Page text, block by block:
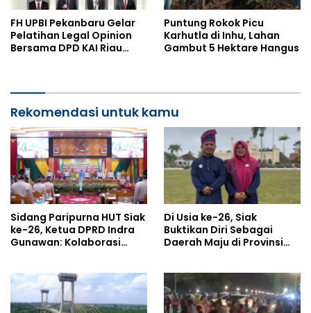
FH UPBI Pekanbaru Gelar
Pelatihan Legal Opinion
Bersama DPD KAI Riau
Puntung Rokok Picu
Karhutla di Inhu, Lahan
Gambut 5 Hektare Hangus
Rekomendasi untuk kamu
Sidang Paripurna HUT Siak
ke-26, Ketua DPRD Indra
Gunawan: Kolaborasi
Di Usia ke-26, Siak
Buktikan Diri Sebagai
Daerah Maju di Provinsi